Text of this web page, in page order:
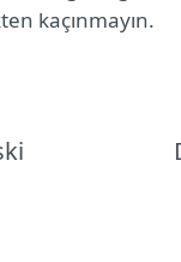
kaçınmayın.